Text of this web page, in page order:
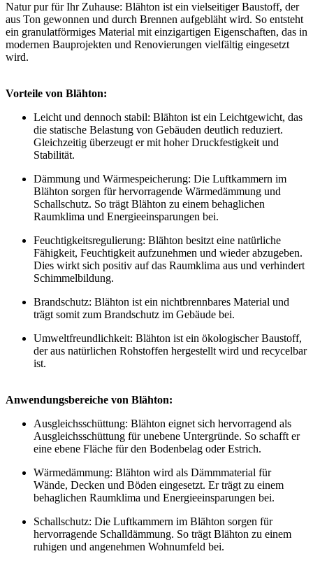
Natur pur für Ihr Zuhause: Blähton ist ein vielseitiger Baustoff, der
aus Ton gewonnen und durch Brennen aufgebläht wird. So entsteht
ein granulatförmiges Material mit einzigartigen Eigenschaften, das in
modernen Bauprojekten und Renovierungen vielfältig eingesetzt
wird.
Vorteile von Blähton:
Leicht und dennoch stabil: Blähton ist ein Leichtgewicht, das
die statische Belastung von Gebäuden deutlich reduziert.
Gleichzeitig überzeugt er mit hoher Druckfestigkeit und
Stabilität.
Dämmung und Wärmespeicherung: Die Luftkammern im
Blähton sorgen für hervorragende Wärmedämmung und
Schallschutz. So trägt Blähton zu einem behaglichen
Raumklima und Energieeinsparungen bei.
Feuchtigkeitsregulierung: Blähton besitzt eine natürliche
Fähigkeit, Feuchtigkeit aufzunehmen und wieder abzugeben.
Dies wirkt sich positiv auf das Raumklima aus und verhindert
Schimmelbildung.
Brandschutz: Blähton ist ein nichtbrennbares Material und
trägt somit zum Brandschutz im Gebäude bei.
Umweltfreundlichkeit: Blähton ist ein ökologischer Baustoff,
der aus natürlichen Rohstoffen hergestellt wird und recycelbar
ist.
Anwendungsbereiche von Blähton:
Ausgleichsschüttung: Blähton eignet sich hervorragend als
Ausgleichsschüttung für unebene Untergründe. So schafft er
eine ebene Fläche für den Bodenbelag oder Estrich.
Wärmedämmung: Blähton wird als Dämmmaterial für
Wände, Decken und Böden eingesetzt. Er trägt zu einem
behaglichen Raumklima und Energieeinsparungen bei.
Schallschutz: Die Luftkammern im Blähton sorgen für
hervorragende Schalldämmung. So trägt Blähton zu einem
ruhigen und angenehmen Wohnumfeld bei.